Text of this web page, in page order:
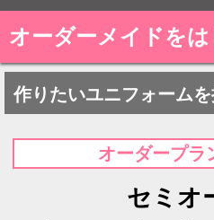
オーダーメイドをは
作りたいユニフォーム
オーダープラ
セミオ